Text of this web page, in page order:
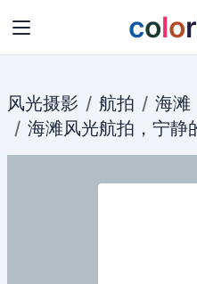
color
风光摄影 航拍
海滩
海滩风光航拍 ，宁静